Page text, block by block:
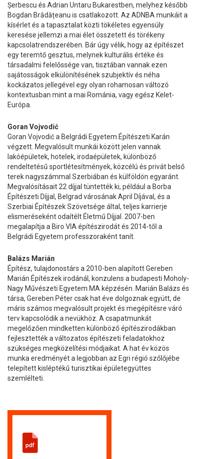
Șerbescu és Adrian Untaru Bukarestben, melyhez később
Bogdan Brădățeanu is csatlakozott. Az ADNBA munkáit a
kísérlet és a tapasztalat közti tökéletes egyensúly
keresése jellemzi a mai élet összetett és törékeny
kapcsolatrendszerében. Bár úgy vélik, hogy az építészet
egy teremtő gesztus, melynek kulturális értéke és
társadalmi felelőssége van, tisztában vannak ezen
sajátosságok elkülönítésének szubjektív és néha
kockázatos jellegével egy olyan rohamosan változó
kontextusban mint a mai Románia, vagy egész Kelet-
Európa.
Goran Vojvodić
Goran Vojvodić a Belgrádi Egyetem Építészeti Karán
végzett. Megvalósult munkái között jelen vannak
lakóépületek, hotelek, irodaépületek, különböző
rendeltetésű sportlétesítmények, közcélú és privát belső
terek nagyszámmal Szerbiában és külföldön egyaránt.
Megvalósításait 22 díjjal tüntették ki, például a Borba
Építészeti Díjjal, Belgrad városának April Díjával, és a
Szerbiai Építészek Szövetsége által, teljes karrierje
elismeréseként odaítélt Életmű Díjjal. 2007-ben
megalapítja a Biro VIA építészirodát és 2014-től a
Belgrádi Egyetem professzoraként tanít.
Balázs Marián
Építész, tulajdonostárs a 2010-ben alapított Gereben
Marián Építészek irodánál, konzulens a budapesti Moholy-
Nagy Művészeti Egyetem MA képzésén. Marián Balázs és
társa, Gereben Péter csak hat éve dolgoznak együtt, de
máris számos megvalósult projekt és megépítésre váró
terv kapcsolódik a nevükhöz. A csapatmunkát
megelőzően mindketten különböző építészirodákban
fejlesztették a változatos építészeti feladatokhoz
szükséges megközelítési módjaikat. A hat év közös
munka eredményét a legjobban az Egri régió szőlőjébe
telepített kisléptékű turisztikai épületegyüttes
szemlélteti.